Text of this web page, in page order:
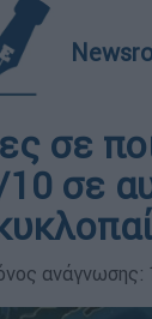
σε
σε